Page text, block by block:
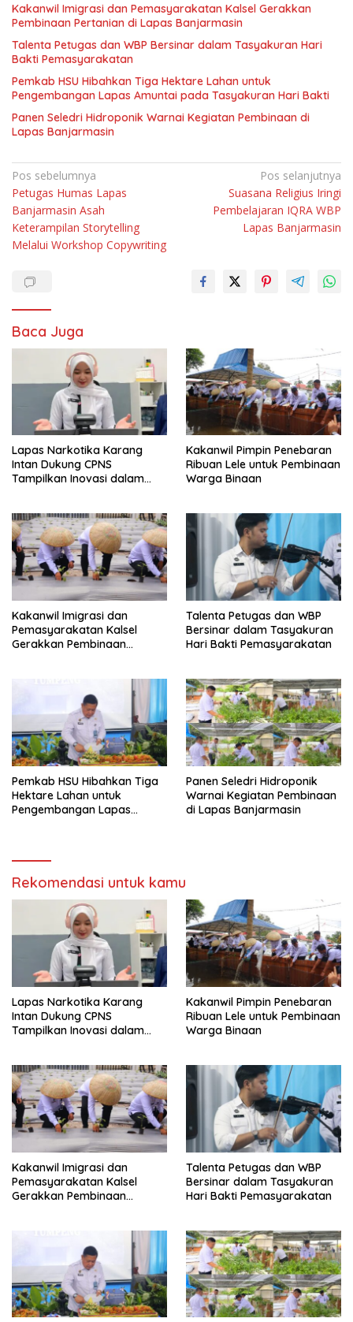
Kakanwil Imigrasi dan Pemasyarakatan Kalsel Gerakkan
Pembinaan Pertanian di Lapas Banjarmasin
Talenta Petugas dan WBP Bersinar dalam Tasyakuran Hari
Bakti Pemasyarakatan
Pemkab HSU Hibahkan Tiga Hektare Lahan untuk
Pengembangan Lapas Amuntai pada Tasyakuran Hari Bakti
Panen Seledri Hidroponik Warnai Kegiatan Pembinaan di
Lapas Banjarmasin
Navigasi
pos
Pos sebelumnya
Petugas Humas Lapas
Banjarmasin Asah
Keterampilan Storytelling
Melalui Workshop Copywriting
Pos selanjutnya
Suasana Religius Iringi
Pembelajaran IQRA WBP
Lapas Banjarmasin
Baca Juga
Lapas Narkotika Karang
Intan Dukung CPNS
Tampilkan Inovasi dalam
Kakanwil Pimpin Penebaran
Ribuan Lele untuk Pembinaan
Warga Binaan
Kakanwil Imigrasi dan
Pemasyarakatan Kalsel
Gerakkan Pembinaan
Talenta Petugas dan WBP
Bersinar dalam Tasyakuran
Hari Bakti Pemasyarakatan
Pemkab HSU Hibahkan Tiga
Hektare Lahan untuk
Pengembangan Lapas
Panen Seledri Hidroponik
Warnai Kegiatan Pembinaan
di Lapas Banjarmasin
Rekomendasi untuk kamu
Lapas Narkotika Karang
Intan Dukung CPNS
Tampilkan Inovasi dalam
Kakanwil Pimpin Penebaran
Ribuan Lele untuk Pembinaan
Warga Binaan
Kakanwil Imigrasi dan
Pemasyarakatan Kalsel
Gerakkan Pembinaan
Talenta Petugas dan WBP
Bersinar dalam Tasyakuran
Hari Bakti Pemasyarakatan